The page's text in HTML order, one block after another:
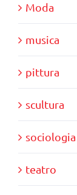
Moda
musica
pittura
scultura
sociologia
teatro